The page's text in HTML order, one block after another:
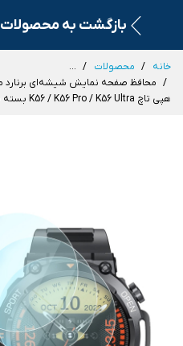
بازگشت به محصولات
خانه محصولات
...
هپی تاچ K56 / K56 Pro / K56 Ultra بسته سه عددی